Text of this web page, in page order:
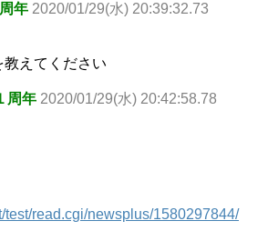
年 2020/01/29(水) 20:39:32.73
えてください
周年 2020/01/29(水) 20:42:58.78
test/read.cgi/newsplus/1580297844/